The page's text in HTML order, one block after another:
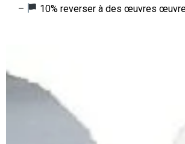
–
10% reverser à des œuvres